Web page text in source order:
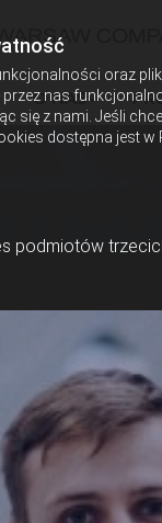
oraz
nas
się z nami. Jeśli
dostępna jest w
podmiotów
O NAS